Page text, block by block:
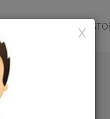
X